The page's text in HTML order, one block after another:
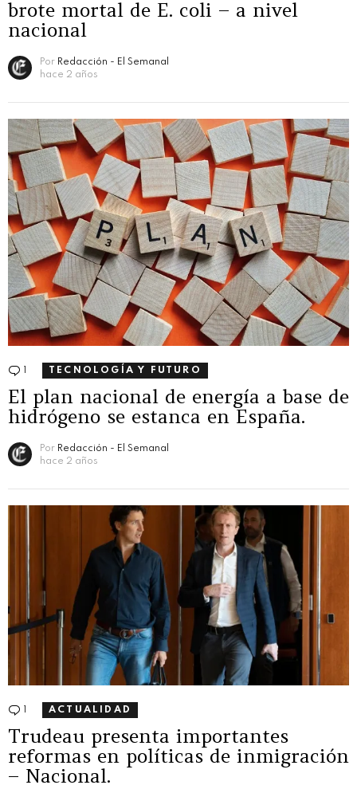
brote mortal de E. coli – a nivel
nacional
Por Redacción - El Semanal
hace 2 años
Comentario
TECNOLOGÍA Y FUTURO
El plan nacional de energía a base de
hidrógeno se estanca en España.
Por Redacción - El Semanal
hace 2 años
Comentario
ACTUALIDAD
Trudeau presenta importantes
reformas en políticas de inmigración
– Nacional.